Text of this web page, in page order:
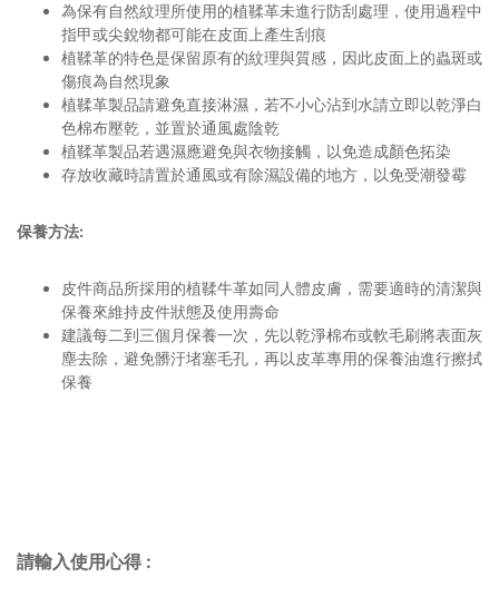
為保有自然紋理所使用的植鞣革未進行防刮處理，使用過程中
指甲或尖銳物都可能在皮面上產生刮痕
植鞣革的特色是保留原有的紋理與質感，因此皮面上的蟲斑或
傷痕為自然現象
植鞣革製品請避免直接淋濕，若不小心沾到水請立即以乾淨白
色棉布壓乾，並置於通風處陰乾
植鞣革製品若遇濕應避免與衣物接觸，以免造成顏色拓染
存放收藏時請置於通風或有除濕設備的地方，以免受潮發霉
保養方法:
皮件商品所採用的植鞣牛革如同人體皮膚，需要適時的清潔與
保養來維持皮件狀態及使用壽命
建議每二到三個月保養一次，先以乾淨棉布或軟毛刷將表面灰
塵去除，避免髒汙堵塞毛孔，再以皮革專用的保養油進行擦拭
保養
請輸入使用心得 :